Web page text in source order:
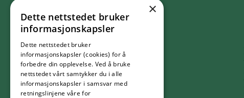
FØLG OSS
Facebook
YouTube
×
Dette nettstedet bruker
informasjonskapsler
Dette nettstedet bruker
informasjonskapsler (cookies) for å
forbedre din opplevelse. Ved å bruke
nettstedet vårt samtykker du i alle
informasjonskapsler i samsvar med
retningslinjene våre for